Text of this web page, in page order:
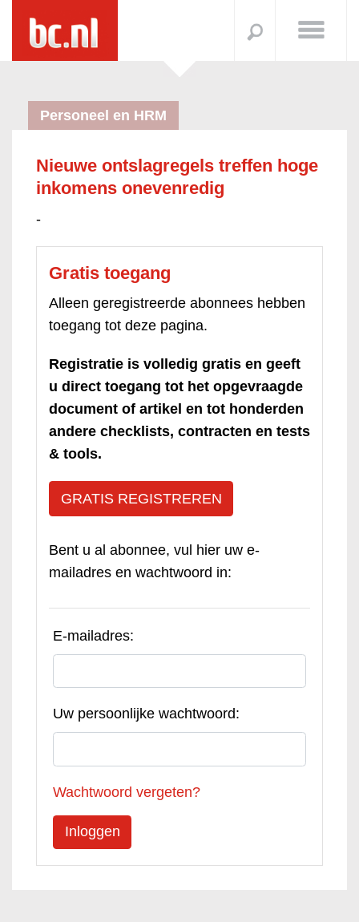
Personeel en HRM
Nieuwe ontslagregels treffen hoge
inkomens onevenredig
-
Gratis toegang
Alleen geregistreerde abonnees hebben
toegang tot deze pagina.
Registratie is volledig gratis en geeft
u direct toegang tot het opgevraagde
document of artikel en tot honderden
andere checklists, contracten en tests
& tools.
GRATIS REGISTREREN
Bent u al abonnee, vul hier uw e-
mailadres en wachtwoord in:
E-mailadres:
Uw persoonlijke wachtwoord:
Wachtwoord vergeten?